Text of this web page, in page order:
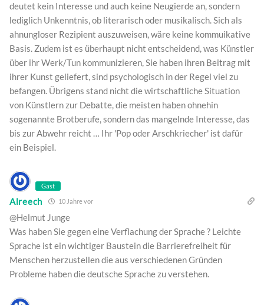
deutet kein Interesse und auch keine Neugierde an, sondern
lediglich Unkenntnis, ob literarisch oder musikalisch. Sich als
ahnungloser Rezipient auszuweisen, wäre keine kommuikative
Basis. Zudem ist es überhaupt nicht entscheidend, was Künstler
über ihr Werk/Tun kommunizieren, Sie haben ihren Beitrag mit
ihrer Kunst geliefert, sind psychologisch in der Regel viel zu
befangen. Übrigens stand nicht die wirtschaftliche Situation
von Künstlern zur Debatte, die meisten haben ohnehin
sogenannte Brotberufe, sondern das mangelnde Interesse, das
bis zur Abwehr reicht … Ihr 'Pop oder Arschkriecher' ist dafür
ein Beispiel.
Gast
Alreech 10 Jahre vor
@Helmut Junge
Was haben Sie gegen eine Verflachung der Sprache ? Leichte
Sprache ist ein wichtiger Baustein die Barrierefreiheit für
Menschen herzustellen die aus verschiedenen Gründen
Probleme haben die deutsche Sprache zu verstehen.